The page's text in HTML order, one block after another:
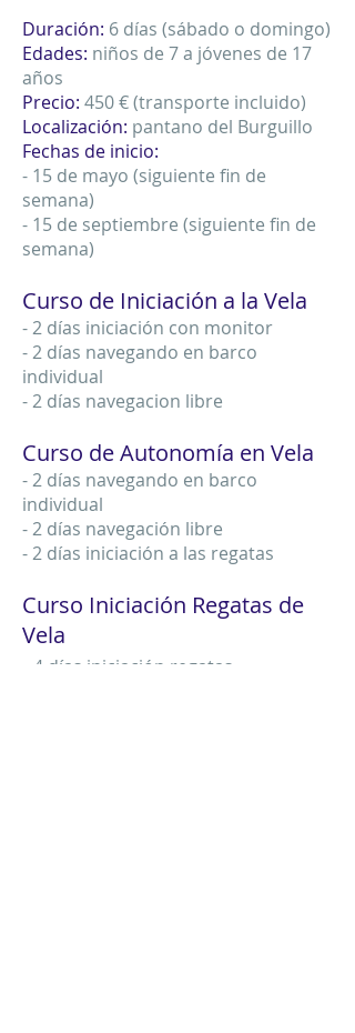
Duración: 6 días (sábado o domingo)
Edades: niños de 7 a jóvenes de 17
años
Precio: 450 € (transporte incluido)
Localización: pantano del Burguillo
Fechas de inicio:
- 15 de mayo (siguiente fin de
semana)
- 15 de septiembre (siguiente fin de
semana)
Curso de Iniciación a la Vela
- 2 días iniciación con monitor
- 2 días navegando en barco
individual
- 2 días navegacion libre
Curso de Autonomía en Vela
- 2 días navegando en barco
individual
- 2 días navegación libre
- 2 días iniciación a las regatas
Curso Iniciación Regatas de
Vela
4 días iniciación regatas